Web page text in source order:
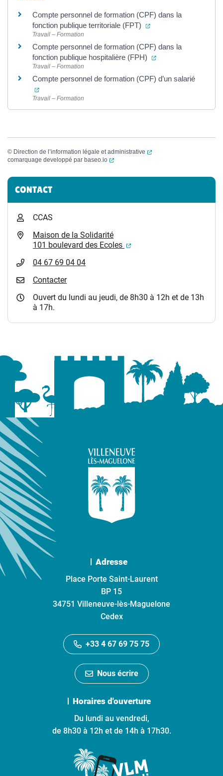
Compte personnel de formation (CPF) dans la
fonction publique territoriale (FPT)
(ouverture dans un
Travail – Formation
Compte personnel de formation (CPF) dans la
fonction publique hospitalière (FPH)
(ouverture dans un
Travail – Formation
Compte personnel de formation (CPF) d’un salarié
(ouverture dans un nouvel onglet)
Travail – Formation
© Direction de l’information légale et administrative
(ouverture dans un
comarquage developpé par baseo.io (ouverture dans un nouvel onglet)
Informations complémentaires
CONTACT
CCAS
Maison de la Solidarité
101 boulevard des Ecoles
(ouverture dans un
04 67 69 04 04
Contacter
Ouvert du lundi au jeudi, de 8h30 à 12h et de 13h
à 17h.
Adresse
Place Porte Saint-Laurent
BP 15
34751 Villeneuve-lès-Maguelone
Cedex
+33 4 67 69 75 75
Nous écrire
Horaires d'ouverture
Du lundi au vendredi,
de 8h30 à 12h et de 14h à 17h30.